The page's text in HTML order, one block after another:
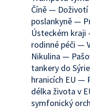
Číně —
poslankyně —
Ústeckém kraji
rodinné péči —
Nikulina —
tankery do
hranicích EU —
délka života v
symfonický